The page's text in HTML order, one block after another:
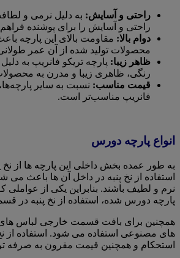
راحتی و آسایش: به دلیل نرمی و
راحتی و آسایش را برای پوشنده
دوام بالا: مقاومت بالای این پارچه
محصولات تولید شده از آن عمر
ظاهر زیبا: پارچه تریکو فانریپ به
رنگی، ظاهری زیبا و مدرن به
قیمت مناسب: نسبت به سایر
فانریپ مناسب‌تر است.
انواع پارچه دورس
به طور عمده بخش داخلی این پارچه ها از نخ
استفاده از نخ پنبه در داخل آن ها باعث می
نرم و لطیف باشند. بنابراین یکی از
پارچه دورس شده، استفاده از نخ پنبه در
همچنین برای بافت قسمت خارجی لباس
های مصنوعی استفاده می شود. استفاده
استحکام و همچنین قیمت مقرون به صرفه